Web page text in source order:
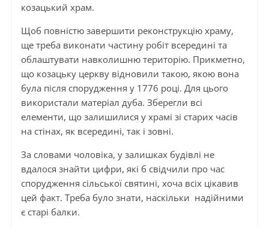
козацький храм.
Щоб повністю завершити реконструкцію храму,
ще треба виконати частину робіт всередині та
облаштувати навколишню територію. Прикметно,
що козацьку церкву відновили такою, якою вона
була після спорудження у 1776 році. Для цього
використали матеріал дуба. Зберегли всі
елементи, що залишилися у храмі зі старих часів
на стінах, як всередині, так і зовні.
За словами чоловіка, у залишках будівлі не
вдалося знайти цифри, які б свідчили про час
спорудження сільської святині, хоча всіх цікавив
цей факт. Треба було знати, наскільки надійними
є старі балки.